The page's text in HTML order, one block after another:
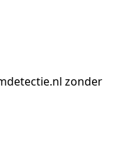
zonder